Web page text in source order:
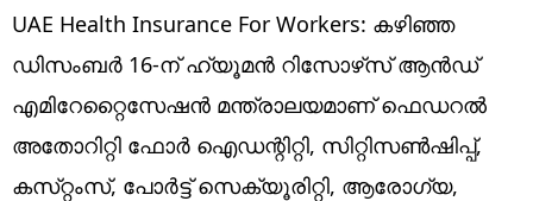
Lifestyle
world
Technology
Religion
UAE Health Insurance For Workers: കഴിഞ്ഞ
ഡിസംബർ 16-ന് ഹ്യൂമൻ റിസോഴ്‌സ് ആൻഡ്
എമിറേറ്റൈസേഷൻ മന്ത്രാലയമാണ് ഫെഡറൽ
അതോറിറ്റി ഫോർ ഐഡന്റിറ്റി, സിറ്റിസൺഷിപ്പ്,
കസ്‌റ്റംസ്, പോർട്ട് സെക്യൂരിറ്റി, ആരോഗ്യ,